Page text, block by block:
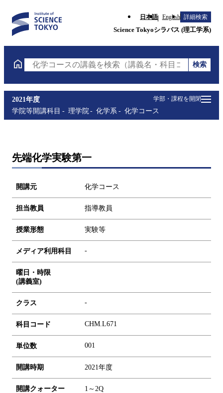
日本語 English 詳細検索
Science Tokyoシラバス (理工学系)
化学コースの講義を検索（講義名・科目コード・担当
検索
学部・課程を開閉
2021年度
学院等開講科目
理学院 化学系 化学コース
先端化学実験第一
開講元 化学コース
担当教員 指導教員
授業形態 実験等
メディア利用科目 -
曜日・時限
(講義室)
クラス -
科目コード CHM.L671
単位数 001
開講時期 2021年度
開講クォーター 1～2Q